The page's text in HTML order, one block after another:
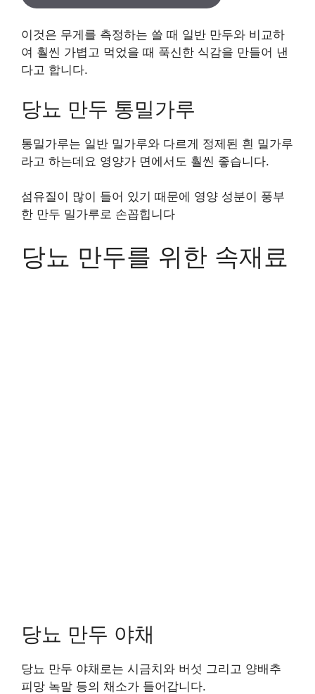
이것은 무게를 측정하는 쓸 때 일반 만두와 비교하
여 훨씬 가볍고 먹었을 때 푹신한 식감을 만들어 낸
다고 합니다.
당뇨 만두 통밀가루
통밀가루는 일반 밀가루와 다르게 정제된 흰 밀가루
라고 하는데요 영양가 면에서도 훨씬 좋습니다.
섬유질이 많이 들어 있기 때문에 영양 성분이 풍부
한 만두 밀가루로 손꼽힙니다
당뇨 만두를 위한 속재료
당뇨 만두 야채
당뇨 만두 야채로는 시금치와 버섯 그리고 양배추
피망 녹말 등의 채소가 들어갑니다.